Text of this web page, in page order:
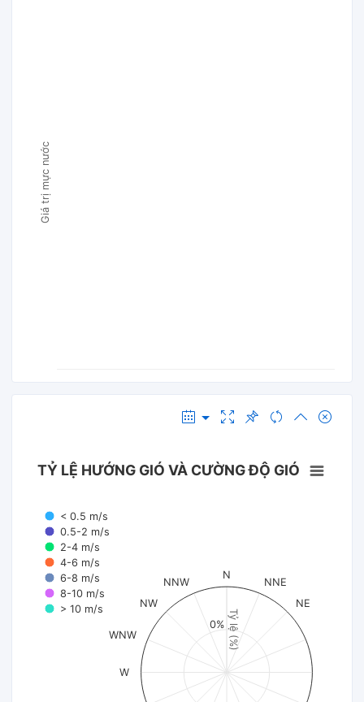
Giá trị mực nước
Tỷ lệ (%)
TỶ LỆ HƯỚNG GIÓ VÀ CƯỜNG ĐỘ GIÓ
< 0.5 m/s
0.5-2 m/s
2-4 m/s
4-6 m/s
6-8 m/s
8-10 m/s
> 10 m/s
N
NNE
NE
W
WNW
NW
NNW
0%